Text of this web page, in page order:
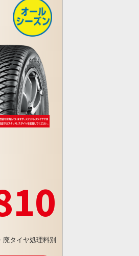
廃タイヤ処理料別